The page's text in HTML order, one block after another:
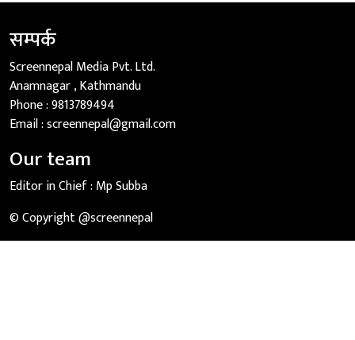
सम्पर्क
Screennepal Media Pvt. Ltd.
Anamnagar , Kathmandu
Phone :9813789494
Email :screennepal@gmail.com
Our team
Editor in Chief : Mp Subba
© Copyright @screennepal